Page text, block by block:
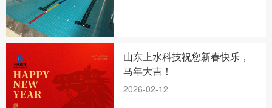
山东上水科技祝您新春快乐，
马年大吉！
2026-02-12